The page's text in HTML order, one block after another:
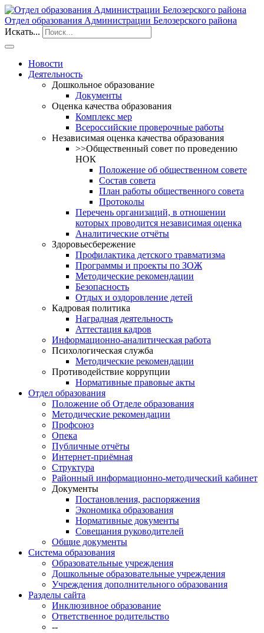
Отдел образования Администрации Белозерского района
Искать...
Новости
Деятельность
Дошкольное образование
Документы
Оценка качества образования
Комплекс мер
Всероссийские проверочные работы
Независимая оценка качества образования
>>Общественный совет по проведению
НОК
Положение об общественном совете
Состав совета
План работы общественного совета
Протоколы
Перечень организаций, в отношении
которых проводится независимая оценка
Аналитические отчёты
Здоровьесбережение
Профилактика детского травматизма
Программы и проекты по ЗОЖ
Методические рекомендации
Безопасность
Отдых и оздоровление детей
Кадровая политика
Наградная деятельность
Аттестация кадров
Информационно-аналитическая работа
Психологическая служба
Методические рекомендации
Противодействие коррупции
Нормативные правовые акты
Отдел образования
Положение об Отделе образования
Методические рекомендации
Профсоюз
Опека
Публичные отчёты
Интернет-приёмная
Структура
Районный информационно-методический кабинет
Документы
Постановления, распоряжения
Экономика образования
Нормативные документы
Совещания руководителей
Общие документы
Система образования
Образовательные учреждения
Дошкольные образовательные учреждения
Учреждения дополнительного образования
Разделы сайта
Инклюзивное образование
Ответственное родительство
--